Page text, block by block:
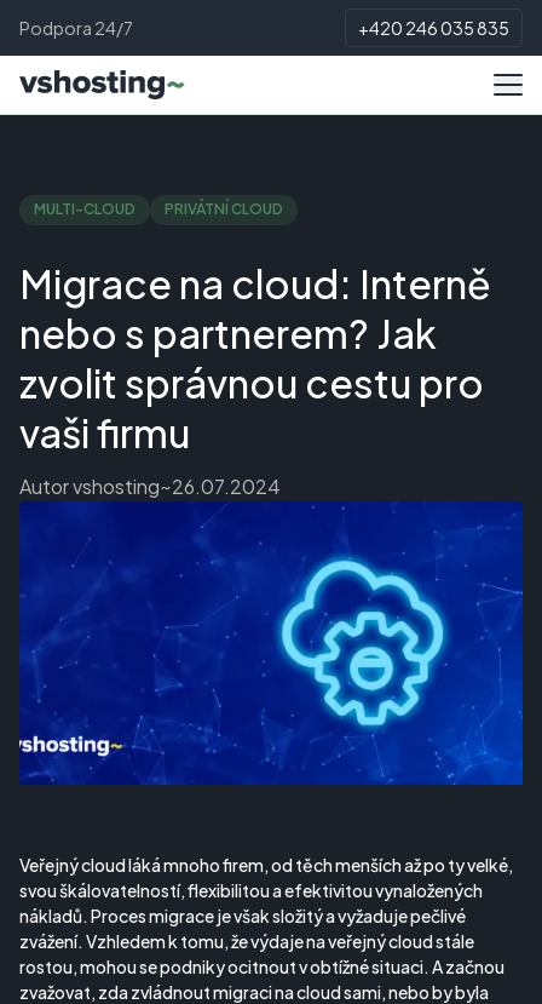
Podpora 24/7 +420 246 035 835
MULTI-CLOUD PRIVÁTNÍ CLOUD
Migrace na cloud: Interně
nebo s partnerem? Jak
zvolit správnou cestu pro
vaši firmu
Autorvshosting~26.07.2024
Veřejný cloud láká mnoho firem, od těch menších až po ty velké,
svou škálovatelností, flexibilitou a efektivitou vynaložených
nákladů. Proces migrace je však složitý a vyžaduje pečlivé
zvážení. Vzhledem k tomu, že výdaje na veřejný cloud stále
rostou, mohou se podniky ocitnout v obtížné situaci. A začnou
zvažovat, zda zvládnout migraci na cloud sami, nebo by byla